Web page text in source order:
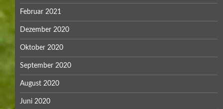
Februar 2021
Dezember 2020
Oktober 2020
September 2020
August 2020
Juni 2020